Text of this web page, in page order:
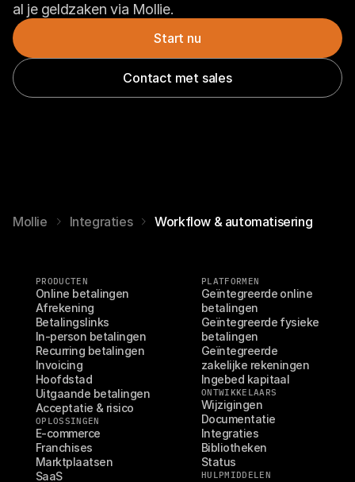
al je geldzaken via Mollie.
Start nu
Contact met sales
Mollie Integraties Workflow & automatisering
PRODUCTEN
Online betalingen
Afrekening
Betalingslinks
In-person betalingen
Recurring betalingen
Invoicing
Hoofdstad
Uitgaande betalingen
Acceptatie & risico
OPLOSSINGEN
E-commerce
Franchises
Marktplaatsen
SaaS
PLATFORMEN
Geïntegreerde online
betalingen
Geïntegreerde fysieke
betalingen
Geïntegreerde
zakelijke rekeningen
Ingebed kapitaal
ONTWIKKELAARS
Wijzigingen
Documentatie
Integraties
Bibliotheken
Status
HULPMIDDELEN